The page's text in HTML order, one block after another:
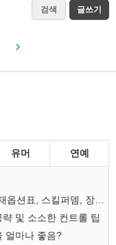
검색 글쓰기
유머 연예
및 소소한 컨트롤 팁
얼마나 좋음?